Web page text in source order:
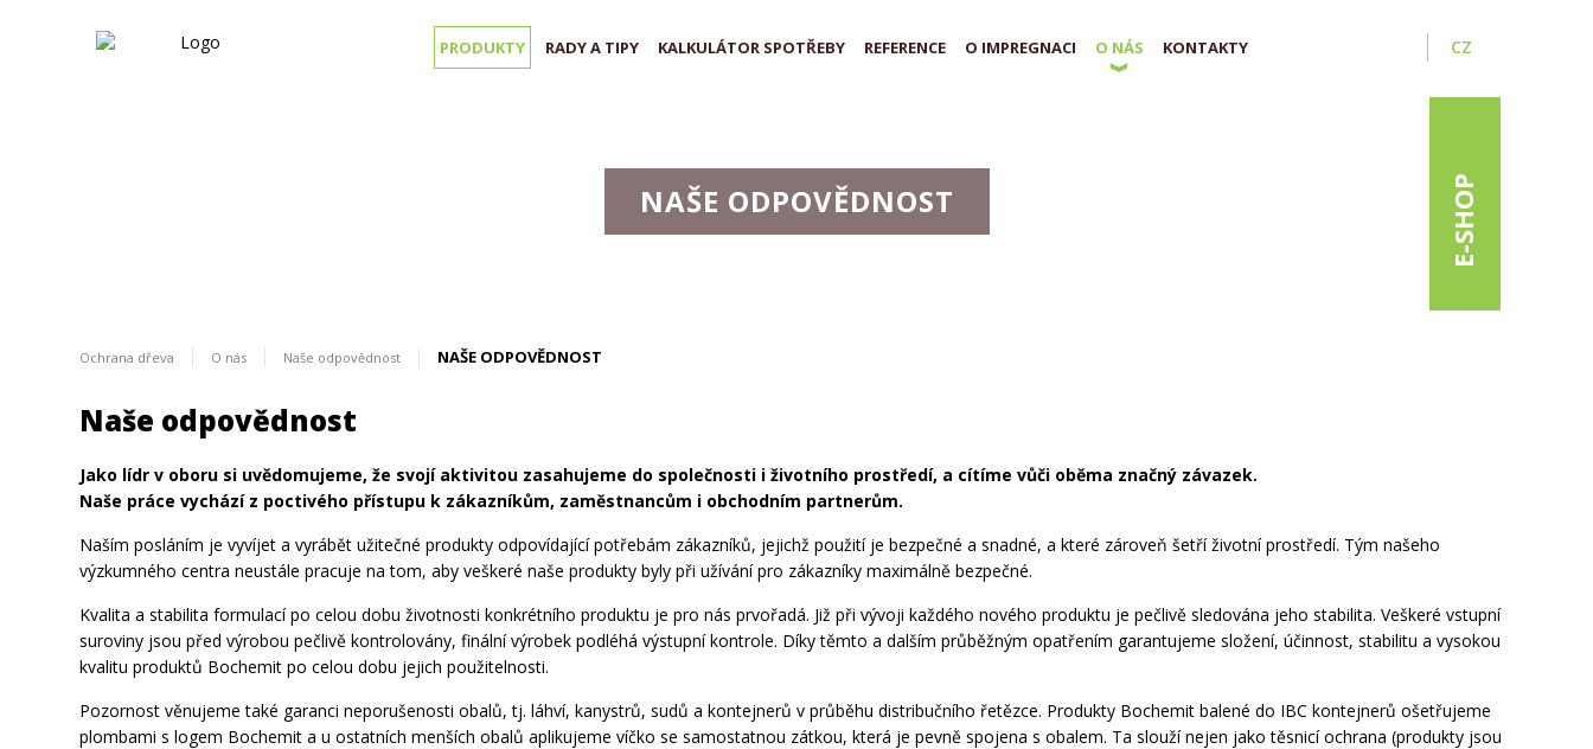
PRODUKTY RADY A TIPY KALKULÁTOR SPOTŘEBY REFERENCE O IMPREGNACI O NÁS KONTAKTY CZ
E-SHOP
NAŠE ODPOVĚDNOST
Ochrana dřeva O nás Naše odpovědnost NAŠE ODPOVĚDNOST
Naše odpovědnost
Jako lídr v oboru si uvědomujeme, že svojí aktivitou zasahujeme do společnosti i životního prostředí, a cítíme vůči oběma značný závazek.
Naše práce vychází z poctivého přístupu k zákazníkům, zaměstnancům i obchodním partnerům.
Naším posláním je vyvíjet a vyrábět užitečné produkty odpovídající potřebám zákazníků, jejichž použití je bezpečné a snadné, a které zároveň šetří životní prostředí. Tým našeho
výzkumného centra neustále pracuje na tom, aby veškeré naše produkty byly při užívání pro zákazníky maximálně bezpečné.
Kvalita a stabilita formulací po celou dobu životnosti konkrétního produktu je pro nás prvořadá. Již při vývoji každého nového produktu je pečlivě sledována jeho stabilita. Veškeré vstupní
suroviny jsou před výrobou pečlivě kontrolovány, finální výrobek podléhá výstupní kontrole. Díky těmto a dalším průběžným opatřením garantujeme složení, účinnost, stabilitu a vysokou
kvalitu produktů Bochemit po celou dobu jejich použitelnosti.
Pozornost věnujeme také garanci neporušenosti obalů, tj. láhví, kanystrů, sudů a kontejnerů v průběhu distribučního řetězce. Produkty Bochemit balené do IBC kontejnerů ošetřujeme
plombami s logem Bochemit a u ostatních menších obalů aplikujeme víčko se samostatnou zátkou, která je pevně spojena s obalem. Ta slouží nejen jako těsnicí ochrana (produkty jsou